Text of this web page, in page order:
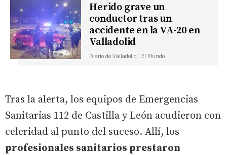
Herido grave un
conductor tras un
accidente en la VA-20 en
Valladolid
Diario de Valladolid | El Mundo
Tras la alerta, los equipos de Emergencias
Sanitarias 112 de Castilla y León acudieron con
celeridad al punto del suceso. Allí, los
profesionales sanitarios prestaron